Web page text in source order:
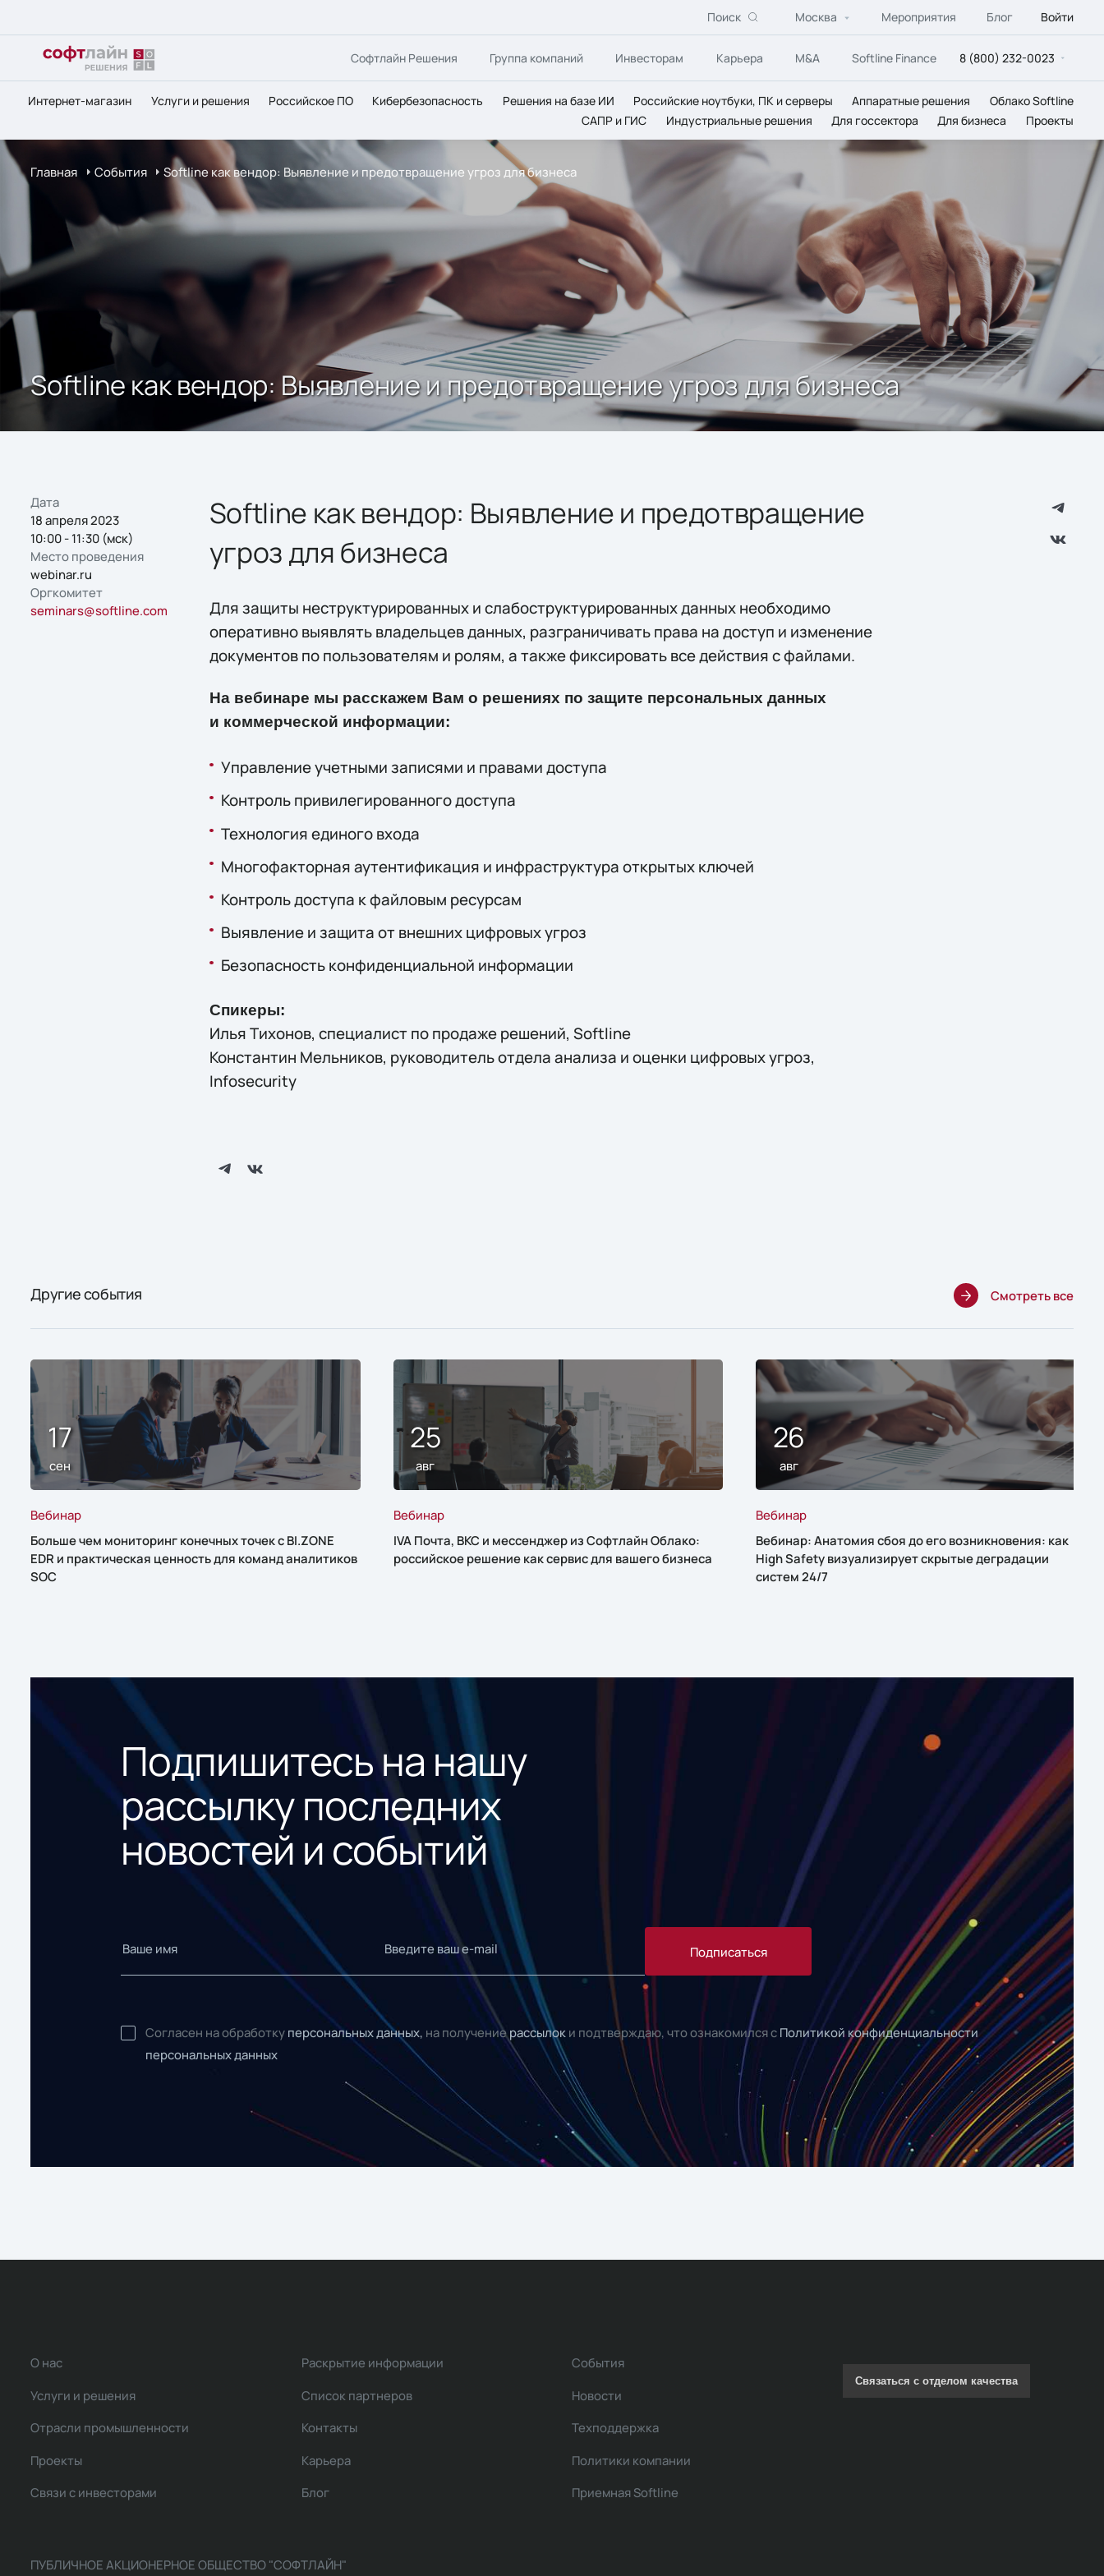
Поиск Москва Мероприятия Блог Войти
Софтлайн Решения Группа компаний Инвесторам Карьера M&A Softline Finance 8 (800) 232-0023
Интернет-магазин Услуги и решения Российское ПО Кибербезопасность Решения на базе ИИ Российские ноутбуки, ПК и серверы Аппаратные решения
Облако Softline
САПР и ГИС
Индустриальные решения Для госсектора Для бизнеса Проекты
Главная События Softline как вендор: Выявление и предотвращение угроз для бизнеса
Softline как вендор: Выявление и предотвращение угроз для бизнеса
Дата
18 апреля 2023
10:00 - 11:30 (мск)
Место проведения
webinar.ru
Оргкомитет
seminars@softline.com
Softline как вендор: Выявление и предотвращение
угроз для бизнеса
Для защиты неструктурированных и слабоструктурированных данных необходимо
оперативно выявлять владельцев данных, разграничивать права на доступ и изменение
документов по пользователям и ролям, а также фиксировать все действия с файлами.
На вебинаре мы расскажем Вам о решениях по защите персональных данных
и коммерческой информации:
Управление учетными записями и правами доступа
Контроль привилегированного доступа
Технология единого входа
Многофакторная аутентификация и инфраструктура открытых ключей
Контроль доступа к файловым ресурсам
Выявление и защита от внешних цифровых угроз
Безопасность конфиденциальной информации
Спикеры:
Илья Тихонов, специалист по продаже решений, Softline
Константин Мельников, руководитель отдела анализа и оценки цифровых угроз,
Infosecurity
Другие события Смотреть все
17
сен
Вебинар
Больше чем мониторинг конечных точек с BI.ZONE
EDR и практическая ценность для команд аналитиков
SOC
25
авг
Вебинар
IVA Почта, ВКС и мессенджер из Софтлайн Облако:
российское решение как сервис для вашего бизнеса
26
авг
Вебинар
Вебинар: Анатомия сбоя до его возникновения: как
High Safety визуализирует скрытые деградации
систем 24/7
Подпишитесь на нашу
рассылку последних
новостей и событий
Подписаться
Согласен на обработку персональных данных, на получениерассылок и подтверждаю, что ознакомился с Политикой конфиденциальности
персональных данных
О нас
Услуги и решения
Отрасли промышленности
Проекты
Связи с инвесторами
Раскрытие информации
Список партнеров
Контакты
Карьера
Блог
События
Новости
Техподдержка
Политики компании
Приемная Softline
Связаться с отделом качества
ПУБЛИЧНОЕ АКЦИОНЕРНОЕ ОБЩЕСТВО "СОФТЛАЙН"